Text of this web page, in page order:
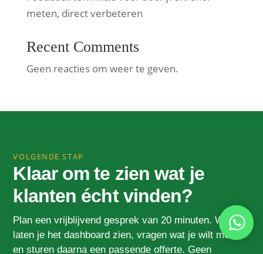
meten, direct verbeteren
Recent Comments
Geen reacties om weer te geven.
VOLGENDE STAP
Klaar om te zien wat je
klanten écht vinden?
Plan een vrijblijvend gesprek van 20 minuten. We
laten je het dashboard zien, vragen wat je wilt meten
en sturen daarna een passende offerte. Geen